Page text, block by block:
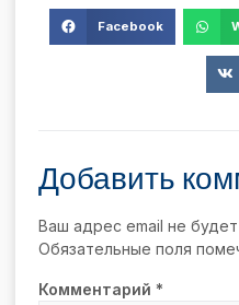
Facebook
Добавить
Ваш адрес email не будет
Обязательные поля
Комментарий *